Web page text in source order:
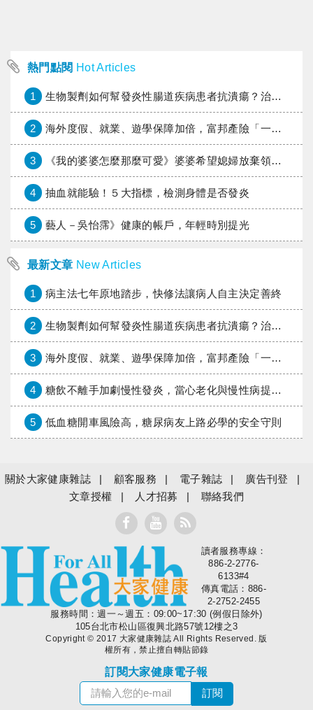
熱門點閱 Hot Articles
1 生物製劑如何幫發炎性腸道疾病患者抗潰瘍？治療進展與健保給付困境一次看
2 海外度假、就業、遊學保障加倍，富邦產險「一期逐夢」專案加碼遠距醫療與緊急救援
3 《我的婆婆怎麼那麼可愛》婆婆希望媳婦放棄領取已故兒子身故理賠金，可以這樣做嗎？
4 抽血就能驗！５大指標，檢測身體是否發炎
5 藝人－吳怡霈》健康的帳戶，年輕時別提光
最新文章 New Articles
1 病主法七年原地踏步，快修法讓病人自主決定善終
2 生物製劑如何幫發炎性腸道疾病患者抗潰瘍？治療進展與健保給付困境一次看
3 海外度假、就業、遊學保障加倍，富邦產險「一期逐夢」專案加碼遠距醫療與緊急救援
4 糖飲不離手加劇慢性發炎，當心老化與慢性病提早報到
5 低血糖開車風險高，糖尿病友上路必學的安全守則
關於大家健康雜誌 顧客服務 電子雜誌
廣告刊登
文章授權
人才招募 聯絡我們
大家健康
讀者服務專線：
886-2-2776-
6133#4
傳真電話：886-
2-2752-2455
服務時間：週一～週五：09:00~17:30 (例假日除外)
105台北市松山區復興北路57號12樓之3
Copyright © 2017 大家健康雜誌 All Rights Reserved. 版
權所有，禁止擅自轉貼節錄
訂閱大家健康電子報